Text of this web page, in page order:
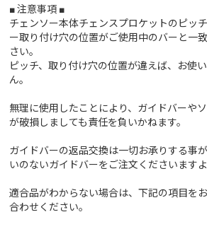
■ 注意事項 ■
チェンソー本体チェンスプロケットのピッ
ー取り付け穴の位置がご使用中のバーと一
さい。
ピッチ、取り付け穴の位置が違えば、お使
ん。
無理に使用したことにより、ガイドバーや
が破損しましても責任を負いかねます。
ガイドバーの返品交換は一切お承りする事
いのないガイドバーをご注文くださいます
適合品がわからない場合は、下記の項目を
合わせください。